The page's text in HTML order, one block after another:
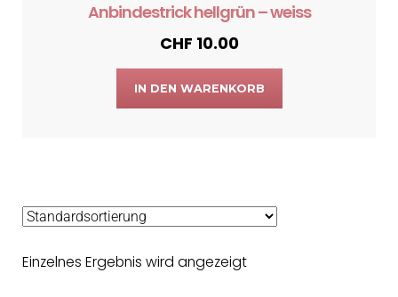
Anbindestrick hellgrün – weiss
CHF 10.00
IN DEN WARENKORB
Einzelnes Ergebnis wird angezeigt